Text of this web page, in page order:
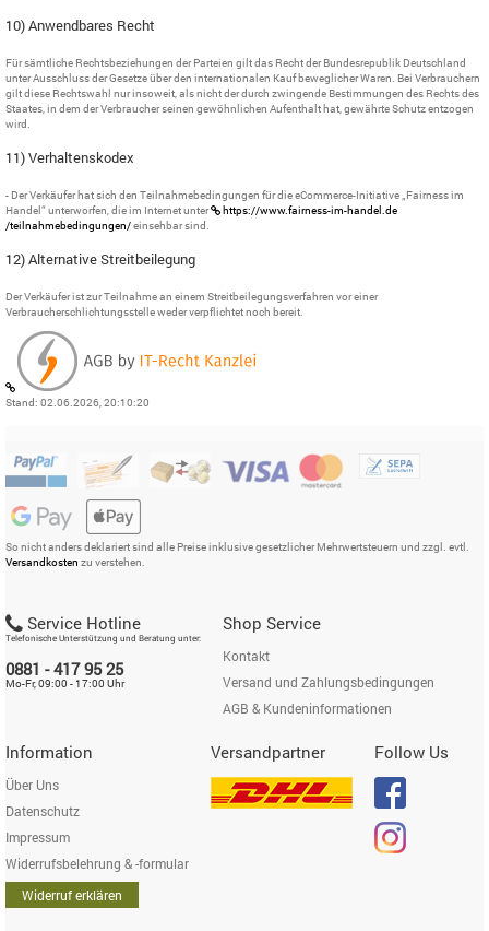
10) Anwendbares Recht
Für sämtliche Rechtsbeziehungen der Parteien gilt das Recht der Bundesrepublik Deutschland
unter Ausschluss der Gesetze über den internationalen Kauf beweglicher Waren. Bei Verbrauchern
gilt diese Rechtswahl nur insoweit, als nicht der durch zwingende Bestimmungen des Rechts des
Staates, in dem der Verbraucher seinen gewöhnlichen Aufenthalt hat, gewährte Schutz entzogen
wird.
11) Verhaltenskodex
- Der Verkäufer hat sich den Teilnahmebedingungen für die eCommerce-Initiative „Fairness im
Handel“ unterworfen, die im Internet unter
https://www.fairness-im-handel.de
/teilnahmebedingungen/einsehbar sind.
12) Alternative Streitbeilegung
Der Verkäufer ist zur Teilnahme an einem Streitbeilegungsverfahren vor einer
Verbraucherschlichtungsstelle weder verpflichtet noch bereit.
Stand: 02.06.2026, 20:10:20
So nicht anders deklariert sind alle Preise inklusive gesetzlicher Mehrwertsteuern und zzgl. evtl.
Versandkosten zu verstehen.
Service Hotline
Telefonische Unterstützung und Beratung unter:
0881 - 417 95 25
Mo-Fr, 09:00 - 17:00 Uhr
Shop Service
Kontakt
Versand und Zahlungsbedingungen
AGB & Kundeninformationen
Information
Über Uns
Datenschutz
Impressum
Widerrufsbelehrung & -formular
Widerruf erklären
Versandpartner Follow Us